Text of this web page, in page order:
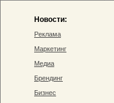
Новости:
Реклама
Маркетинг
Медиа
Брендинг
Бизнес